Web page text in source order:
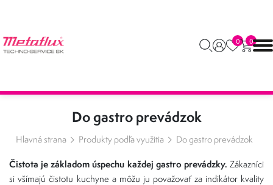
0 0
Do gastro prevádzok
Hlavná strana Produkty podľa využitia Do gastro prevádzok
Čistota je základom úspechu každej gastro prevádzky. Zákazníci
si všímajú čistotu kuchyne a môžu ju považovať za indikátor kvality